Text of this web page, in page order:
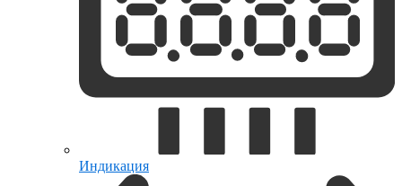
Индикация